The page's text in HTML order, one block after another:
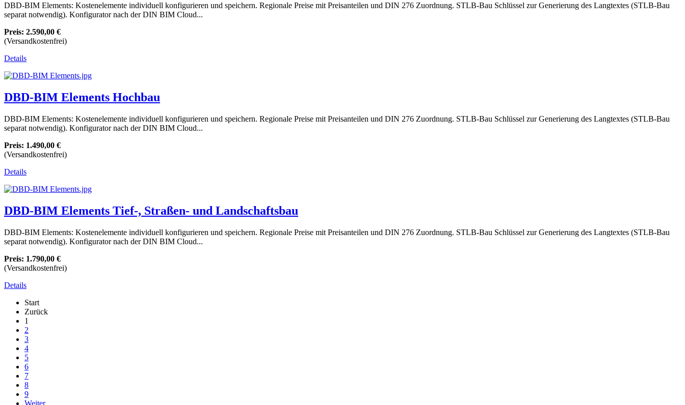
DBD-BIM Elements: Kostenelemente individuell konfigurieren und speichern. Regionale Preise mit Preisanteilen und DIN 276 Zuordnung. STLB-Bau Schlüssel zur Generierung des Langtextes (STLB-Bau
separat notwendig). Konfigurator nach der DIN BIM Cloud...
Preis: 2.590,00 €
(Versandkostenfrei)
Details
DBD-BIM Elements Hochbau
DBD-BIM Elements: Kostenelemente individuell konfigurieren und speichern. Regionale Preise mit Preisanteilen und DIN 276 Zuordnung. STLB-Bau Schlüssel zur Generierung des Langtextes (STLB-Bau
separat notwendig). Konfigurator nach der DIN BIM Cloud...
Preis: 1.490,00 €
(Versandkostenfrei)
Details
DBD-BIM Elements Tief-, Straßen- und Landschaftsbau
DBD-BIM Elements: Kostenelemente individuell konfigurieren und speichern. Regionale Preise mit Preisanteilen und DIN 276 Zuordnung. STLB-Bau Schlüssel zur Generierung des Langtextes (STLB-Bau
separat notwendig). Konfigurator nach der DIN BIM Cloud...
Preis: 1.790,00 €
(Versandkostenfrei)
Details
Start
Zurück
1
2
3
4
5
6
7
8
9
Weiter